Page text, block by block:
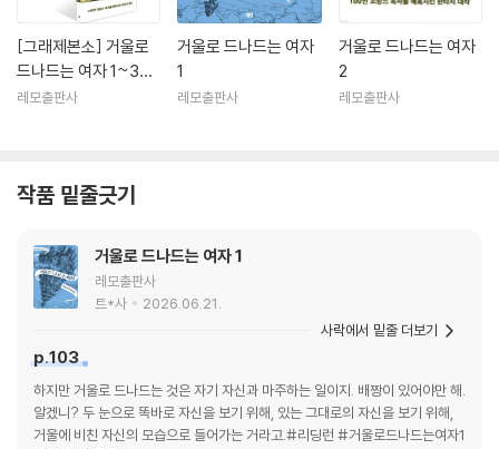
[그래제본소] 거울로
드나드는 여자 1~3권
세트
레모출판사
거울로 드나드는 여자
1
레모출판사
거울로 드나드는 여자
2
레모출판사
작품 밑줄긋기
거울로 드나드는 여자 1
레모출판사
트*사
2026.06.21.
p.103
하지만 거울로 드나드는 것은 자기 자신과 마주하는 일이지. 배짱이 있어야만 해.
알겠니? 두 눈으로 똑바로 자신을 보기 위해, 있는 그대로의 자신을 보기 위해,
거울에 비친 자신의 모습으로 들어가는 거라고.#리딩런 #거울로드나드는여자1
사락에서 밑줄 더보기